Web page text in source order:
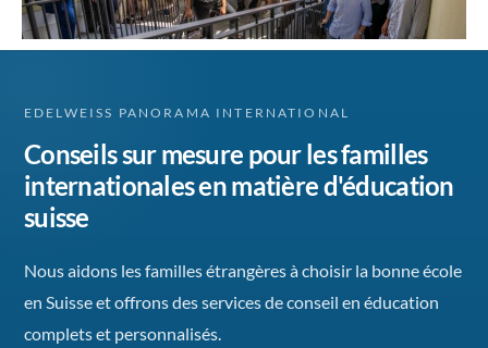
EDELWEISS PANORAMA INTERNATIONAL
Conseils sur mesure pour les familles
internationales en matière d'éducation
suisse
Nous aidons les familles étrangères à choisir la bonne école
en Suisse et offrons des services de conseil en éducation
complets et personnalisés.